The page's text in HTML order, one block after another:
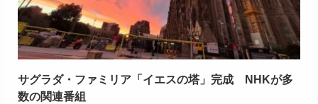
サグラダ・ファミリア「イエスの塔」完成 NHKが多
数の関連番組